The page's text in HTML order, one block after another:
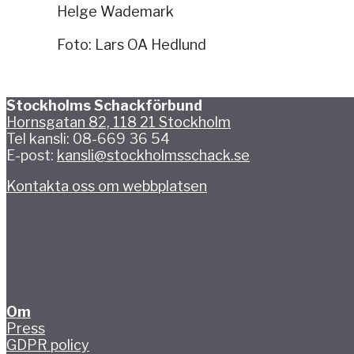
Helge Wademark
Foto: Lars OA Hedlund
Stockholms Schackförbund
Hornsgatan 82, 118 21 Stockholm
Tel kansli: 08-669 36 54
E-post: kansli@stockholmsschack.se
Kontakta oss om webbplatsen
Om
Press
GDPR policy